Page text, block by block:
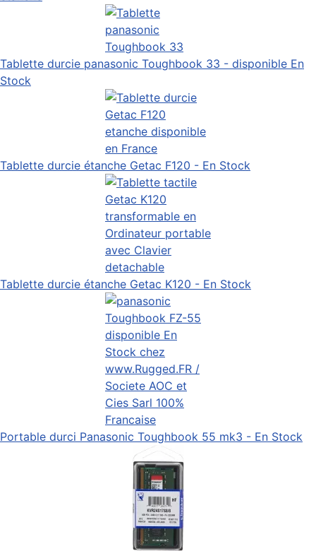
Tablette durcie panasonic Toughbook 33 - disponible En
Stock
Tablette durcie étanche Getac F120 - En Stock
Tablette durcie étanche Getac K120 - En Stock
Portable durci Panasonic Toughbook 55 mk3 - En Stock